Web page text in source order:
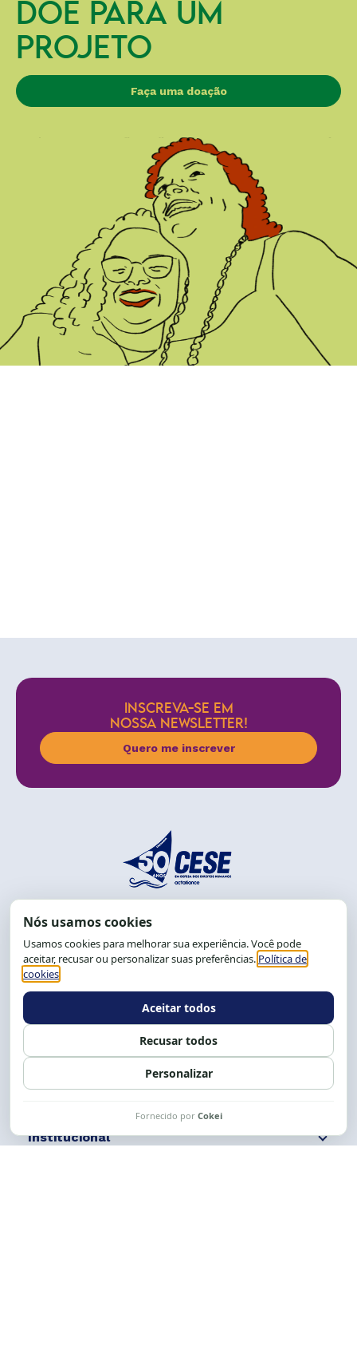
DOE PARA UM
PROJETO
Faça uma doação
INSCREVA-SE EM
NOSSA NEWSLETTER!
Quero me inscrever
End.: R. da Graça, 150. Graça
CEP: 40.150-055
Salvador-BA, Brasil.
Tel.: (71) 2104-5457, Cel.: (71) 9 9239-2104 ou 2105
Expediente: 8h às 12h e 13 às 17h.
Siga nossas redes Fale conosco
Institucional